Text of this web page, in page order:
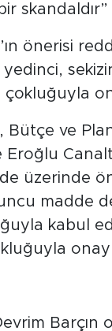
skandaldır”
önerisi
yedinci,
Bütçe ve
Eroğlu
üzerinde
madde
kabul
Barçın